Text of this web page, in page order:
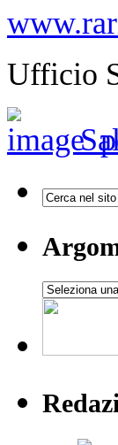
Ufficio
Argomenti